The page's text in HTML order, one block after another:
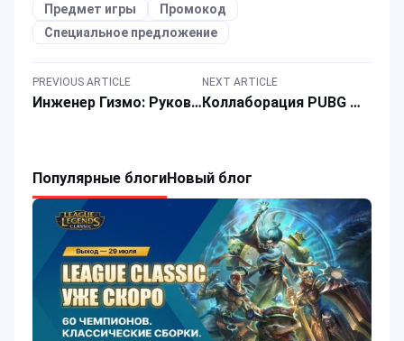
Предмет игры
Промокод
Специальное предложение
PREVIOUS ARTICLE
Инженер Гизмо: Руководство по игре за нового оперативника в Delta Force, Сезон 7
NEXT ARTICLE
Коллаборация PUBG Mobile x The King of Fighters: Как получить скины KOF при пополнении UC?
Популярные блогиНовый блог